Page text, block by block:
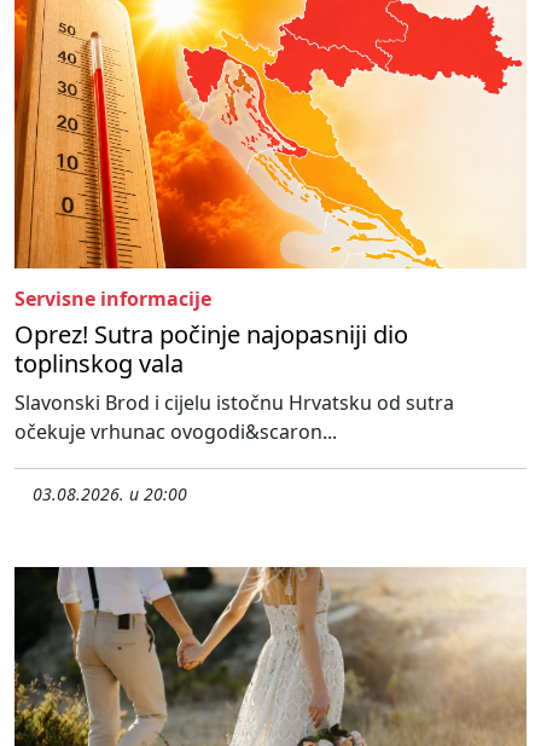
Servisne informacije
Oprez! Sutra počinje najopasniji dio
toplinskog vala
Slavonski Brod i cijelu istočnu Hrvatsku od sutra
očekuje vrhunac ovogodi&scaron...
03.08.2026. u 20:00